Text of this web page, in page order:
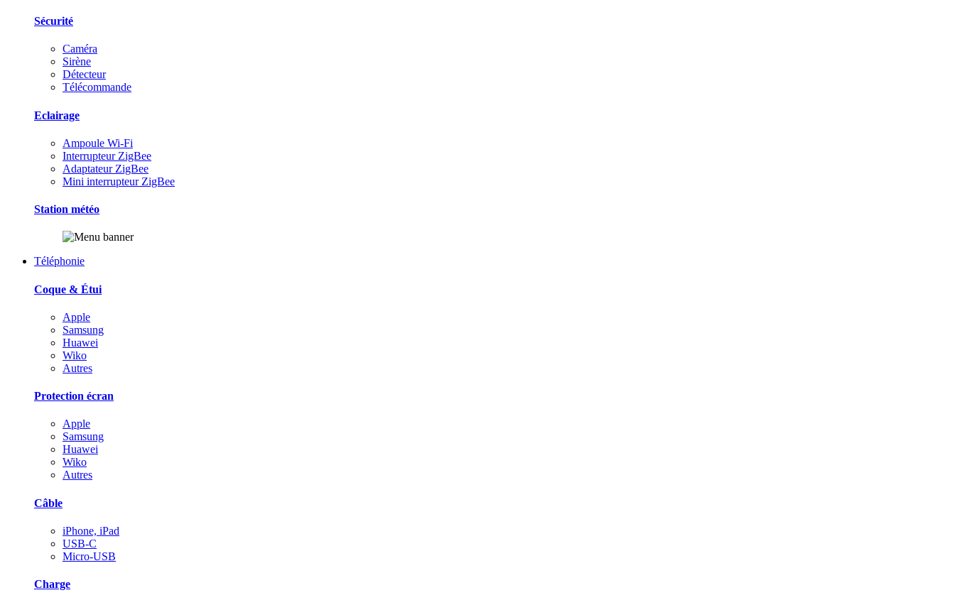
Sécurité
Caméra
Sirène
Détecteur
Télécommande
Eclairage
Ampoule Wi-Fi
Interrupteur ZigBee
Adaptateur ZigBee
Mini interrupteur ZigBee
Station météo
Téléphonie
Coque & Étui
Apple
Samsung
Huawei
Wiko
Autres
Protection écran
Apple
Samsung
Huawei
Wiko
Autres
Câble
iPhone, iPad
USB-C
Micro-USB
Charge